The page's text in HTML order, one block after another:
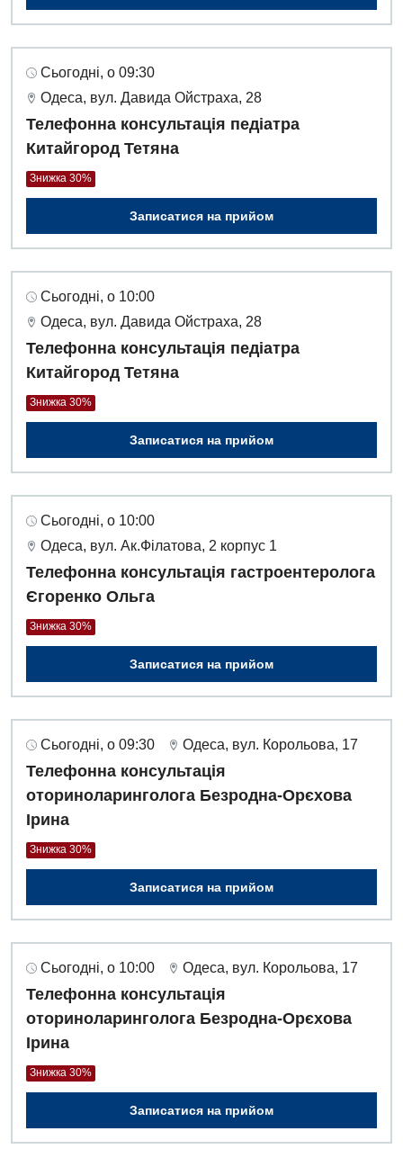
Сьогодні, о 09:30
Одеса, вул. Давида Ойстраха, 28
Телефонна консультація педіатра
Китайгород Тетяна
Знижка 30%
Записатися на прийом
Сьогодні, о 10:00
Одеса, вул. Давида Ойстраха, 28
Телефонна консультація педіатра
Китайгород Тетяна
Знижка 30%
Записатися на прийом
Сьогодні, о 10:00
Одеса, вул. Ак.Філатова, 2 корпус 1
Телефонна консультація гастроентеролога
Єгоренко Ольга
Знижка 30%
Записатися на прийом
Сьогодні, о 09:30 Одеса, вул. Корольова, 17
Телефонна консультація
оториноларинголога Безродна-Орєхова
Ірина
Знижка 30%
Записатися на прийом
Сьогодні, о 10:00 Одеса, вул. Корольова, 17
Телефонна консультація
оториноларинголога Безродна-Орєхова
Ірина
Знижка 30%
Записатися на прийом